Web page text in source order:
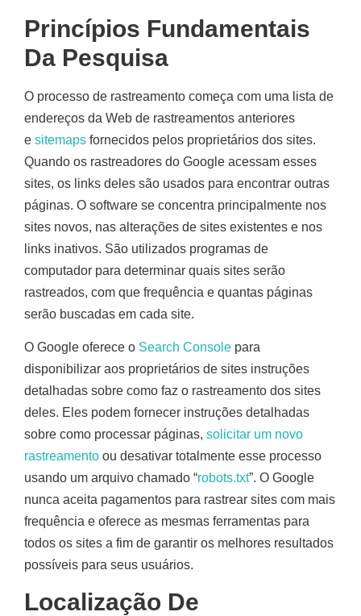
Princípios Fundamentais
Da Pesquisa
O processo de rastreamento começa com uma lista de
endereços da Web de rastreamentos anteriores
e sitemaps fornecidos pelos proprietários dos sites.
Quando os rastreadores do Google acessam esses
sites, os links deles são usados para encontrar outras
páginas. O software se concentra principalmente nos
sites novos, nas alterações de sites existentes e nos
links inativos. São utilizados programas de
computador para determinar quais sites serão
rastreados, com que frequência e quantas páginas
serão buscadas em cada site.
O Google oferece o Search Console para
disponibilizar aos proprietários de sites instruções
detalhadas sobre como faz o rastreamento dos sites
deles. Eles podem fornecer instruções detalhadas
sobre como processar páginas, solicitar um novo
rastreamento ou desativar totalmente esse processo
usando um arquivo chamado “robots.txt”. O Google
nunca aceita pagamentos para rastrear sites com mais
frequência e oferece as mesmas ferramentas para
todos os sites a fim de garantir os melhores resultados
possíveis para seus usuários.
Localização De